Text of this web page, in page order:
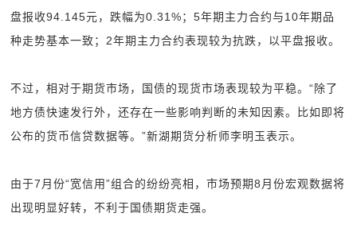
盘报收94.145元，跌幅为0.31%；5年期主力合约与10年期品
种走势基本一致；2年期主力合约表现较为抗跌，以平盘报收。
不过，相对于期货市场，国债的现货市场表现较为平稳。“除了
地方债快速发行外，还存在一些影响判断的未知因素。比如即将
公布的货币信贷数据等。”新湖期货分析师李明玉表示。
由于7月份“宽信用”组合的纷纷亮相，市场预期8月份宏观数据将
出现明显好转，不利于国债期货走强。